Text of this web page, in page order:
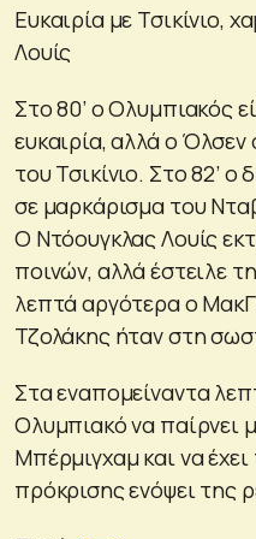
Ευκαιρία με Τσικίνιο,
Λουίς
Στο 80’ ο Ολυμπιακός
ευκαιρία, αλλά ο
του Τσικίνιο. Στο 82’ ο
σε μαρκάρισμα του
Ο Ντόουγκλας Λουίς
ποινών, αλλά έστειλε
λεπτά αργότερα ο
Τζολάκης ήταν στη
Στα εναπομείναντα
Ολυμπιακό να παίρνει
Μπέρμιγχαμ και να
πρόκρισης ενόψει της